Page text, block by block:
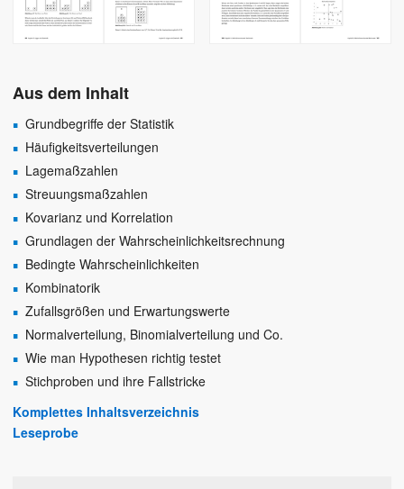
Aus dem Inhalt
Grundbegriffe der Statistik
Häufigkeitsverteilungen
Lagemaßzahlen
Streuungsmaßzahlen
Kovarianz und Korrelation
Grundlagen der Wahrscheinlichkeitsrechnung
Bedingte Wahrscheinlichkeiten
Kombinatorik
Zufallsgrößen und Erwartungswerte
Normalverteilung, Binomialverteilung und Co.
Wie man Hypothesen richtig testet
Stichproben und ihre Fallstricke
Komplettes Inhaltsverzeichnis
Leseprobe